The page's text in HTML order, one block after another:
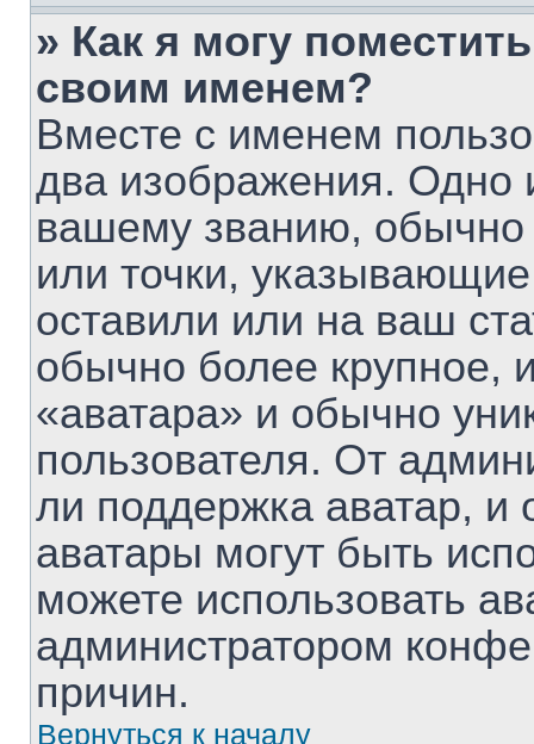
» Как я могу
своим именем?
Вместе с именем
два изображения. Одно
вашему званию, обычно
или точки,
оставили или на ваш
обычно более крупное,
«аватара» и обычно
пользователя. От
ли поддержка аватар, и
аватары могут быть
можете использовать
администратором
причин.
Вернуться к началу